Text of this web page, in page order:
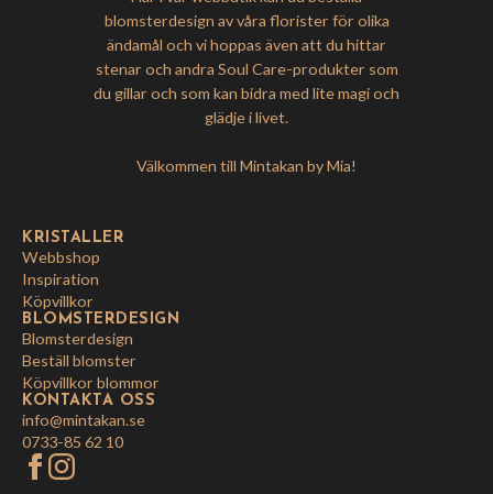
blomsterdesign av våra florister för olika
ändamål och vi hoppas även att du hittar
stenar och andra Soul Care-produkter som
du gillar och som kan bidra med lite magi och
glädje i livet.
Välkommen till Mintakan by Mia!
KRISTALLER
Webbshop
Inspiration
Köpvillkor
BLOMSTERDESIGN
Blomsterdesign
Beställ blomster
Köpvillkor blommor
KONTAKTA OSS
info@mintakan.se
0733-85 62 10